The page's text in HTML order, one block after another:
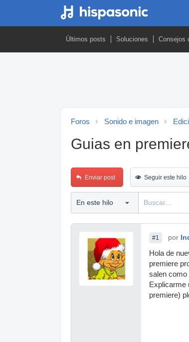
Últimos posts Soluciones Consejos
Foros Sonido e imagen
Guias en
Enviar post Seguir este hilo
#1 por
Hola de
premiere
salen como
Explicarme
premiere)